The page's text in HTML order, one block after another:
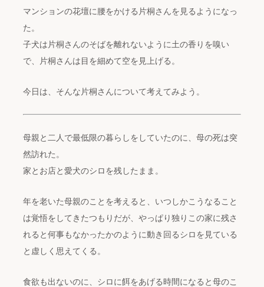
マンションの花壇に腰をかける片桐さんを見るようになっ
た。
子犬は片桐さんのそばを離れないように土の香りを嗅い
で、片桐さんは目を細めて空を見上げる。
今日は、そんな片桐さんについて考えてみよう。
母親と二人で最低限の暮らしをしていたのに、母の死は突
然訪れた。
家とお店と愛犬のシロを残したまま。
年を老いた母親のことを考えると、いつしかこうなること
は覚悟をしてきたつもりだが、やっぱり独りこの家に残さ
れると何事もなかったかのように動き回るシロを見ている
と虚しく思えてくる。
食欲も出ないのに、シロに餌をあげる時間になると母のこ